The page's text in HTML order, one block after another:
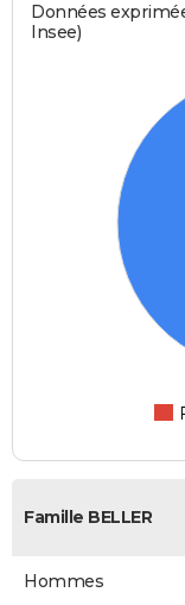
Données
Insee)
Famille BELLER
Hommes